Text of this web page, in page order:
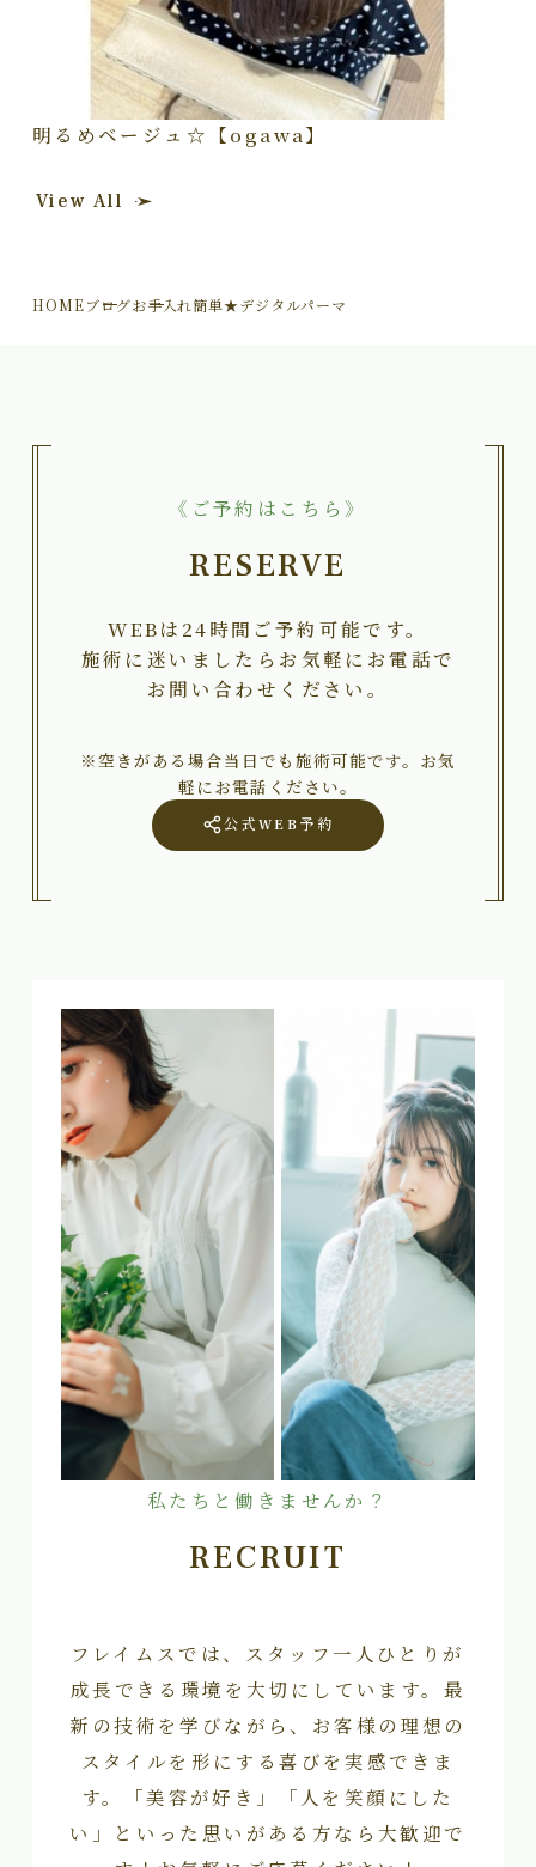
明るめベージュ☆【ogawa】
View All
HOMEブログお手入れ簡単★デジタルパーマ
《ご予約はこちら》
RESERVE
WEBは24時間ご予約可能です。
施術に迷いましたらお気軽にお電話で
お問い合わせください。
※空きがある場合当日でも施術可能です。お気
軽にお電話ください。
公式WEB予約
私たちと働きませんか？
RECRUIT
フレイムスでは、スタッフ一人ひとりが
成長できる環境を大切にしています。最
新の技術を学びながら、お客様の理想の
スタイルを形にする喜びを実感できま
す。「美容が好き」「人を笑顔にした
い」といった思いがある方なら大歓迎で